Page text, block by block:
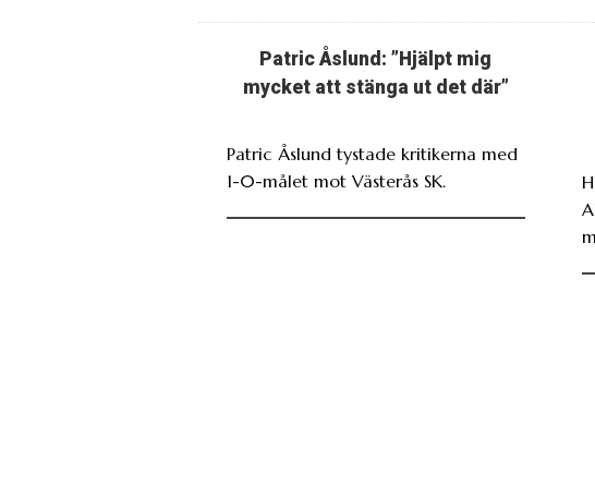
Patric Åslund: ”Hjälpt mig
mycket att stänga ut det där”
Patric Åslund tystade kritikerna med
1-0-målet mot Västerås SK.